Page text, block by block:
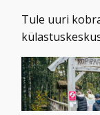
Tule uuri